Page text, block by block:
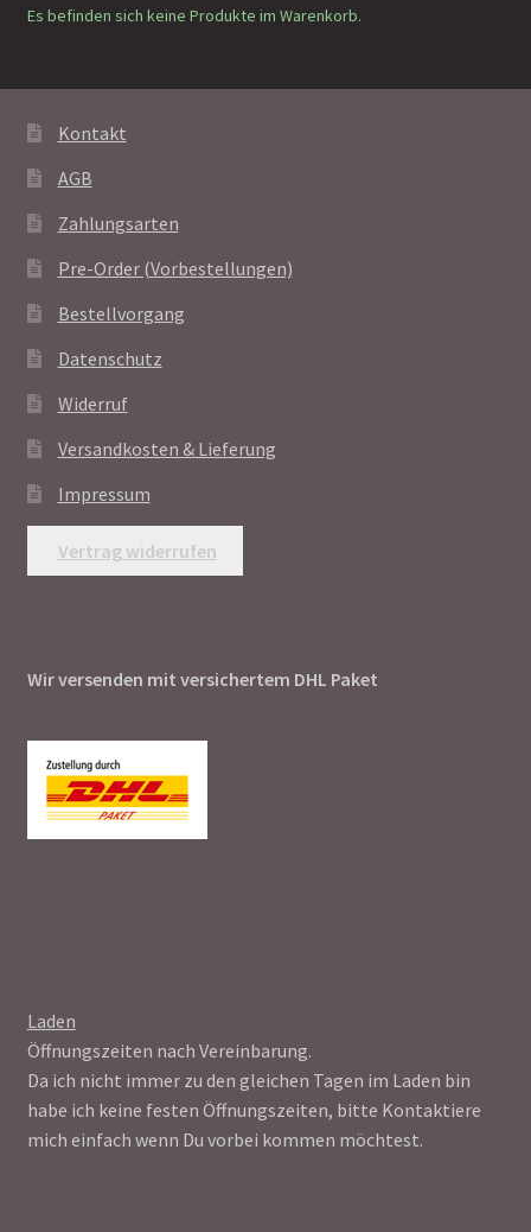
Es befinden sich keine Produkte im Warenkorb.
Kontakt
AGB
Zahlungsarten
Pre-Order (Vorbestellungen)
Bestellvorgang
Datenschutz
Widerruf
Versandkosten & Lieferung
Impressum
Vertrag widerrufen
Wir versenden mit versichertem DHL Paket
Laden
Öffnungszeiten nach Vereinbarung.
Da ich nicht immer zu den gleichen Tagen im Laden bin
habe ich keine festen Öffnungszeiten, bitte Kontaktiere
mich einfach wenn Du vorbei kommen möchtest.